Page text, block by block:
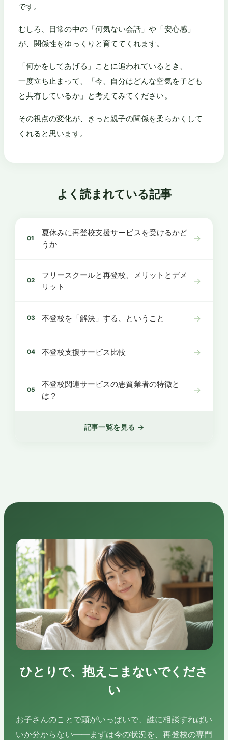
です。
むしろ、日常の中の「何気ない会話」や「安心感」
が、関係性をゆっくりと育ててくれます。
「何かをしてあげる」ことに追われているとき、
一度立ち止まって、「今、自分はどんな空気を子ども
と共有しているか」と考えてみてください。
その視点の変化が、きっと親子の関係を柔らかくして
くれると思います。
よく読まれている記事
01
夏休みに再登校支援サービスを受けるかど
うか
→
02
フリースクールと再登校、メリットとデメ
リット
→
03 不登校を「解決」する、ということ →
04 不登校支援サービス比較 →
05
不登校関連サービスの悪質業者の特徴と
は？
→
記事一覧を見る →
ひとりで、抱えこまないでくださ
い
お子さんのことで頭がいっぱいで、誰に相談すればい
いか分からない——まずは今の状況を、再登校の専門